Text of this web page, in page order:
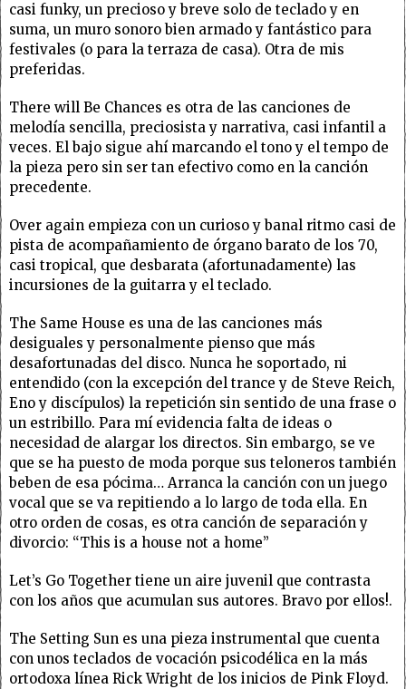
casi funky, un precioso y breve solo de teclado y en
suma, un muro sonoro bien armado y fantástico para
festivales (o para la terraza de casa). Otra de mis
preferidas.
There will Be Chances es otra de las canciones de
melodía sencilla, preciosista y narrativa, casi infantil a
veces. El bajo sigue ahí marcando el tono y el tempo de
la pieza pero sin ser tan efectivo como en la canción
precedente.
Over again empieza con un curioso y banal ritmo casi de
pista de acompañamiento de órgano barato de los 70,
casi tropical, que desbarata (afortunadamente) las
incursiones de la guitarra y el teclado.
The Same House es una de las canciones más
desiguales y personalmente pienso que más
desafortunadas del disco. Nunca he soportado, ni
entendido (con la excepción del trance y de Steve Reich,
Eno y discípulos) la repetición sin sentido de una frase o
un estribillo. Para mí evidencia falta de ideas o
necesidad de alargar los directos. Sin embargo, se ve
que se ha puesto de moda porque sus teloneros también
beben de esa pócima… Arranca la canción con un juego
vocal que se va repitiendo a lo largo de toda ella. En
otro orden de cosas, es otra canción de separación y
divorcio: “This is a house not a home”
Let’s Go Together tiene un aire juvenil que contrasta
con los años que acumulan sus autores. Bravo por ellos!.
The Setting Sun es una pieza instrumental que cuenta
con unos teclados de vocación psicodélica en la más
ortodoxa línea Rick Wright de los inicios de Pink Floyd.